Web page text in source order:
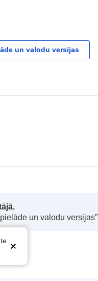
un valodu versijas
un valodu versijas”